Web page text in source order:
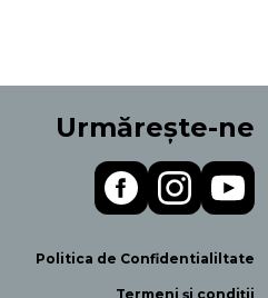
Urmărește-ne
Politica de Confidentialiltate
Termeni și condiții